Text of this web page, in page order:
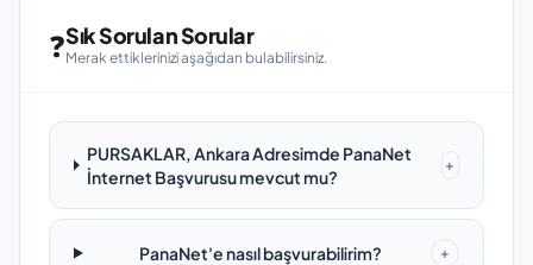
❓Sık Sorulan Sorular
Merak ettiklerinizi aşağıdan bulabilirsiniz.
PURSAKLAR, Ankara Adresimde PanaNet
İnternet Başvurusu mevcut mu?
+
PanaNet'e nasıl başvurabilirim? +